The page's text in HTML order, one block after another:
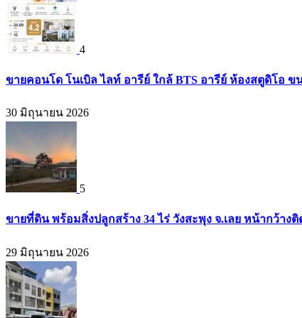
4
ขายคอนโด โนเบิล ไลท์ อารีย์ ใกล้ BTS อารีย์ ห้องสตูดิโอ ขน
30 มิถุนายน 2026
5
ขายที่ดิน พร้อมสิ่งปลูกสร้าง 34 ไร่ วังสะพุง จ.เลย หน้ากว้า
29 มิถุนายน 2026